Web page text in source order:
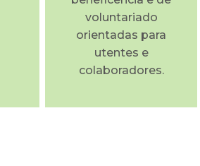
voluntariado
orientadas para
utentes e
colaboradores.